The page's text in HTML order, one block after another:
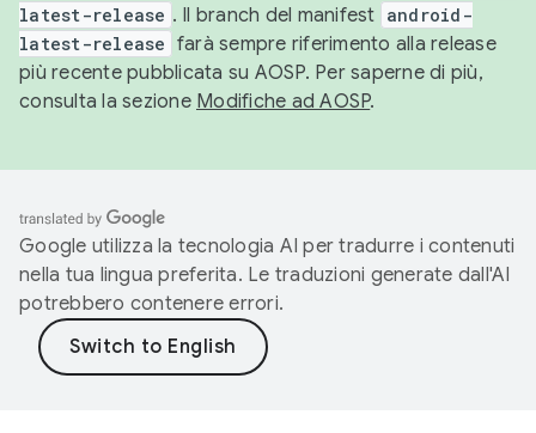
latest-release . Il branch del manifest android-
latest-release farà sempre riferimento alla release
più recente pubblicata su AOSP. Per saperne di più,
consulta la sezione Modifiche ad AOSP.
Google utilizza la tecnologia AI per tradurre i contenuti
nella tua lingua preferita. Le traduzioni generate dall'AI
potrebbero contenere errori.